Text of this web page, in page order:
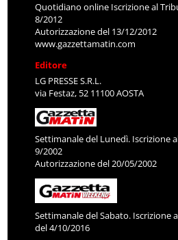
Quotidiano online Iscrizione al
8/2012
Autorizzazione del 13/12/2012
www.gazzettamatin.com
Editore
LG PRESSE S.R.L.
via Festaz, 52 11100 AOSTA
Settimanale del Lunedì. Iscrizione
9/2002
Autorizzazione del 20/05/2002
Settimanale del Sabato. Iscrizione
del 4/10/2016